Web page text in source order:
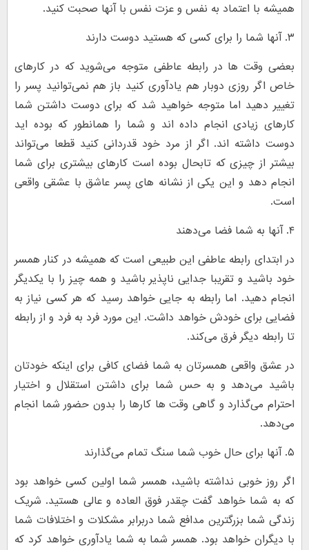
همیشه با اعتماد به نفس و عزت نفس با آنها صحبت کنید.
۳. آنها شما را برای کسی که هستید دوست دارند
بعضی وقت ها در رابطه عاطفی متوجه می‌شوید که در کارهای
خاص اگر روزی دوبار هم یادآوری کنید باز هم نمی‌توانید پسر را
تغییر دهید اما متوجه خواهید شد که برای دوست داشتن شما
کارهای زیادی انجام داده اند و شما را همانطور که بوده اید
دوست داشته اند. اگر از مرد خود قدردانی کنید قطعا می‌تواند
بیشتر از چیزی که تابحال بوده است کارهای بیشتری برای شما
انجام دهد و این یکی از نشانه های پسر عاشق با عشقی واقعی
است.
۴. آنها به شما فضا می‌دهند
در ابتدای رابطه عاطفی این طبیعی است که همیشه در کنار همسر
خود باشید و تقریبا جدایی ناپذیر باشید و همه چیز را با یکدیگر
انجام دهید. اما رابطه به جایی خواهد رسید که هر کسی نیاز به
فضایی برای خودش خواهد داشت. این مورد فرد به فرد و از رابطه
تا رابطه دیگر فرق می‌کند.
در عشق واقعی همسرتان به شما فضای کافی برای اینکه خودتان
باشید می‌دهد و به حس شما برای داشتن استقلال و اختیار
احترام می‌گذارد و گاهی وقت ها کارها را بدون حضور شما انجام
می‌دهد.
۵. آنها برای حال خوب شما سنگ تمام می‌گذارند
اگر روز خوبی نداشته باشید، همسر شما اولین کسی خواهد بود
که به شما خواهد گفت چقدر فوق العاده و عالی هستید. شریک
زندگی شما بزرگترین مدافع شما دربرابر مشکلات و اختلافات شما
با دیگران خواهد بود. همسر شما به شما یادآوری خواهد کرد که